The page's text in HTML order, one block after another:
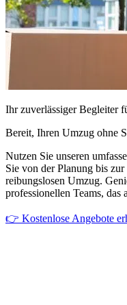
Ihr zuverlässiger Begleiter
Bereit, Ihren Umzug ohne
Nutzen Sie unseren
Sie von der Planung bis
reibungslosen Umzug.
professionellen Teams,
👉 Kostenlose Angebote